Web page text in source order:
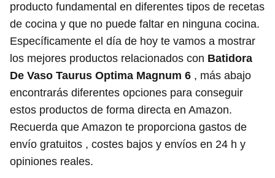
producto fundamental en diferentes tipos de recetas
de cocina y que no puede faltar en ninguna cocina.
Específicamente el día de hoy te vamos a mostrar
los mejores productos relacionados con Batidora
De Vaso Taurus Optima Magnum 6 , más abajo
encontrarás diferentes opciones para conseguir
estos productos de forma directa en Amazon.
Recuerda que Amazon te proporciona gastos de
envío gratuitos , costes bajos y envíos en 24 h y
opiniones reales.